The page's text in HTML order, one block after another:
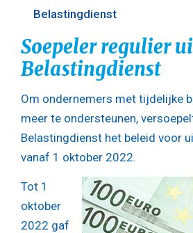
Belastingdienst
Soepeler regulier
Belastingdienst
Om ondernemers met tijdelijke
meer te ondersteunen,
Belastingdienst het beleid voor
vanaf 1 oktober 2022.
Tot 1
oktober
2022 gaf